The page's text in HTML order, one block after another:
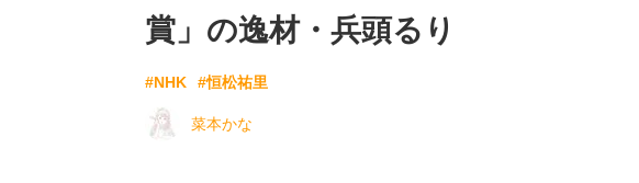
賞」の逸材・兵頭るり
#NHK #恒松祐里
菜本かな